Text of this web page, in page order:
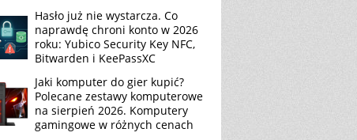
Hasło już nie wystarcza. Co
naprawdę chroni konto w 2026
roku: Yubico Security Key NFC,
Bitwarden i KeePassXC
Jaki komputer do gier kupić?
Polecane zestawy komputerowe
na sierpień 2026. Komputery
gamingowe w różnych cenach